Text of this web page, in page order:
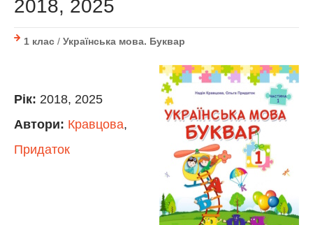
2018, 2025
1 клас / Українська мова. Буквар
Рік: 2018, 2025
Автори: Кравцова,
Придаток